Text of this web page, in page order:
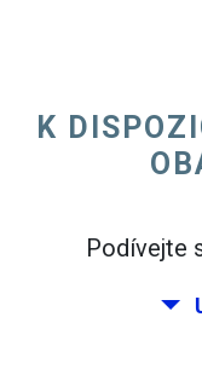
K
Podívejte